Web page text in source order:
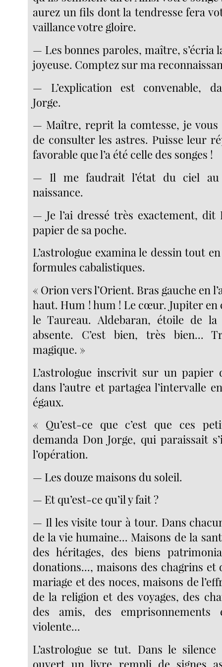
aurez un fils dont la tendresse fera
vaillance votre gloire.
— Les bonnes paroles, maître, s’écria
joyeuse. Comptez sur ma
— L’explication est convenable,
Jorge.
— Maître, reprit la comtesse, je
de consulter les astres. Puisse leur
favorable que l’a été celle des songes !
— Il me faudrait l’état du ciel
naissance.
— Je l’ai dressé très exactement,
papier de sa poche.
L’astrologue examina le dessin tout
formules cabalistiques.
« Orion vers l’Orient. Bras gauche en
haut. Hum ! hum ! Le cœur. Jupiter en
le Taureau. Aldebaran, étoile de la
absente. C’est bien, très bien...
magique. »
L’astrologue inscrivit sur un papier
dans l’autre et partagea l’intervalle
égaux.
« Qu’est-ce que c’est que ces
demanda Don Jorge, qui paraissait
l’opération.
— Les douze maisons du soleil.
— Et qu’est-ce qu’il y fait ?
— Il les visite tour à tour. Dans
de la vie humaine... Maisons de la
des héritages, des biens
donations..., maisons des chagrins et
mariage et des noces, maisons de
de la religion et des voyages, des
des amis, des
violente...
L’astrologue se tut. Dans le
ouvert un livre rempli de signes